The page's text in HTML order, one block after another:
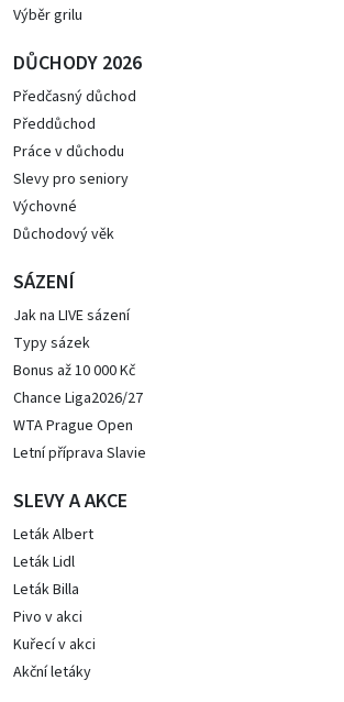
Výběr grilu
DŮCHODY 2026
Předčasný důchod
Předdůchod
Práce v důchodu
Slevy pro seniory
Výchovné
Důchodový věk
SÁZENÍ
Jak na LIVE sázení
Typy sázek
Bonus až 10 000 Kč
Chance Liga2026/27
WTA Prague Open
Letní příprava Slavie
SLEVY A AKCE
Leták Albert
Leták Lidl
Leták Billa
Pivo v akci
Kuřecí v akci
Akční letáky